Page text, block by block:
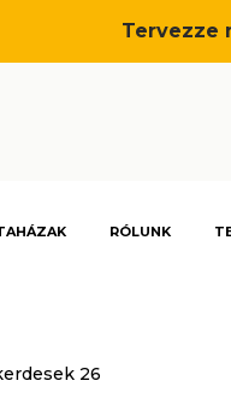
Tervezze
RÓLUNK